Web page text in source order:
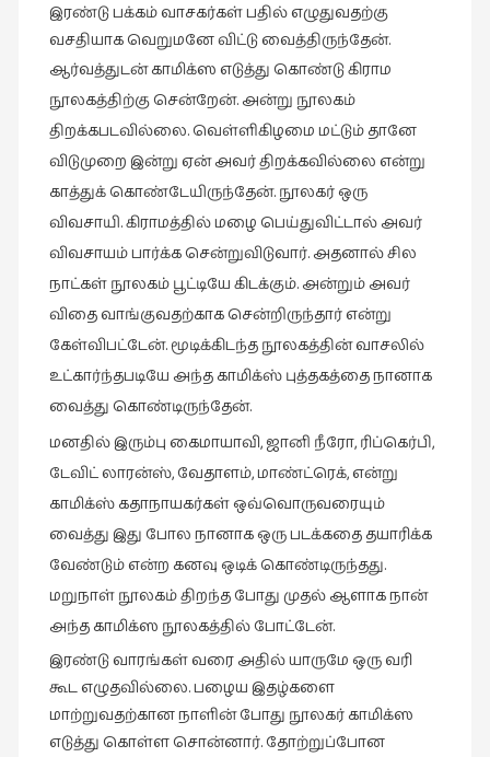
ஷேக்ஸ்பியரின்
உலகம்
இரண்டு பக்கம் வாசகர்கள் பதில் எழுதுவதற்கு
வசதியாக வெறுமனே விட்டு வைத்திருந்தேன்.
ஆர்வத்துடன் காமிக்ஸ எடுத்து கொண்டு கிராம
நூலகத்திற்கு சென்றேன்.அன்று நூலகம்
திறக்கபடவில்லை. வெள்ளிகிழமை மட்டும் தானே
விடுமுறை இன்று ஏன் அவர் திறக்கவில்லை என்று
காத்துக் கொண்டேயிருந்தேன். நூலகர் ஒரு
விவசாயி. கிராமத்தில் மழை பெய்துவிட்டால் அவர்
விவசாயம் பார்க்க சென்றுவிடுவார். அதனால் சில
நாட்கள் நூலகம் பூட்டியே கிடக்கும். அன்றும் அவர்
விதை வாங்குவதற்காக சென்றிருந்தார் என்று
கேள்விபட்டேன். மூடிக்கிடந்த நூலகத்தின் வாசலில்
உட்கார்ந்தபடியே அந்த காமிக்ஸ் புத்தகத்தை நானாக
வைத்து கொண்டிருந்தேன்.
மனதில் இரும்பு கைமாயாவி, ஜானி நீரோ, ரிப்கெர்பி,
டேவிட் லாரன்ஸ், வேதாளம், மாண்ட்ரெக், என்று
காமிக்ஸ் கதாநாயகர்கள் ஒவ்வொருவரையும்
வைத்து இது போல நானாக ஒரு படக்கதை தயாரிக்க
வேண்டும் என்ற கனவு ஒடிக் கொண்டிருந்தது.
மறுநாள் நூலகம் திறந்த போது முதல் ஆளாக நான்
அந்த காமிக்ஸ நூலகத்தில் போட்டேன்.
இரண்டு வாரங்கள் வரை அதில் யாருமே ஒரு வரி
கூட எழுதவில்லை. பழைய இதழ்களை
மாற்றுவதற்கான நாளின் போது நூலகர் காமிக்ஸ
எடுத்து கொள்ள சொன்னார். தோற்றுப்போன